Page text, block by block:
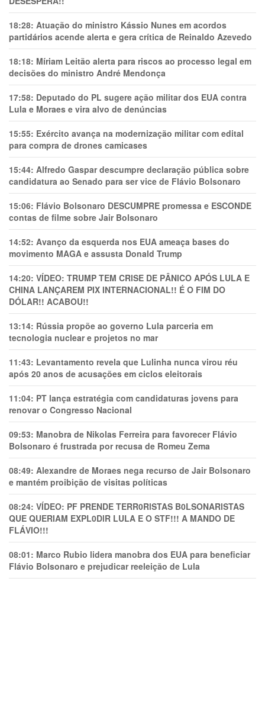
18:28: Atuação do ministro Kássio Nunes em acordos
partidários acende alerta e gera crítica de Reinaldo Azevedo
18:18: Míriam Leitão alerta para riscos ao processo legal em
decisões do ministro André Mendonça
17:58: Deputado do PL sugere ação militar dos EUA contra
Lula e Moraes e vira alvo de denúncias
15:55: Exército avança na modernização militar com edital
para compra de drones camicases
15:44: Alfredo Gaspar descumpre declaração pública sobre
candidatura ao Senado para ser vice de Flávio Bolsonaro
15:06: Flávio Bolsonaro DESCUMPRE promessa e ESCONDE
contas de filme sobre Jair Bolsonaro
14:52: Avanço da esquerda nos EUA ameaça bases do
movimento MAGA e assusta Donald Trump
14:20: VÍDEO: TRUMP TEM CRlSE DE PÂNlCO APÓS LULA E
CHINA LANÇAREM PIX INTERNACIONAL!! É O FIM DO
DÓLAR!! ACABOU!!
13:14: Rússia propõe ao governo Lula parceria em
tecnologia nuclear e projetos no mar
11:43: Levantamento revela que Lulinha nunca virou réu
após 20 anos de acusações em ciclos eleitorais
11:04: PT lança estratégia com candidaturas jovens para
renovar o Congresso Nacional
09:53: Manobra de Nikolas Ferreira para favorecer Flávio
Bolsonaro é frustrada por recusa de Romeu Zema
08:49: Alexandre de Moraes nega recurso de Jair Bolsonaro
e mantém proibição de visitas políticas
08:24: VÍDEO: PF PRENDE TERR0RlSTAS B0LSONARlSTAS
QUE QUERIAM EXPL0DlR LULA E O STF!!! A MANDO DE
FLÁVIO!!!
08:01: Marco Rubio lidera manobra dos EUA para beneficiar
Flávio Bolsonaro e prejudicar reeleição de Lula